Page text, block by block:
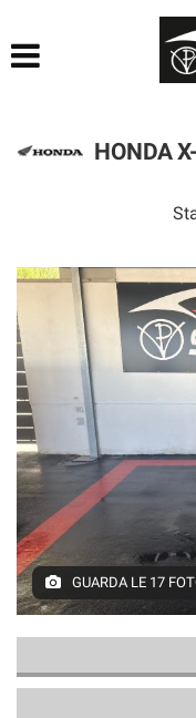
LISTA VEICOLI
PRATICHE AUTO
CONTATTI
ACQUISTIAMO USATO
SEGUICI SU FACEBOOK
HONDA
GUARDA LE 17